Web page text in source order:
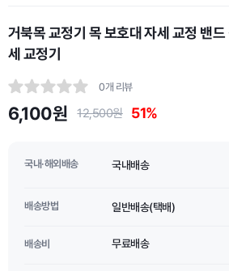
거북목 교정기 목 보호대 자세 교정 밴
세 교정기
0개 리뷰
6,100원 12,500원 51%
국내·해외배송 국내배송
배송방법 일반배송(택배)
배송비 무료배송